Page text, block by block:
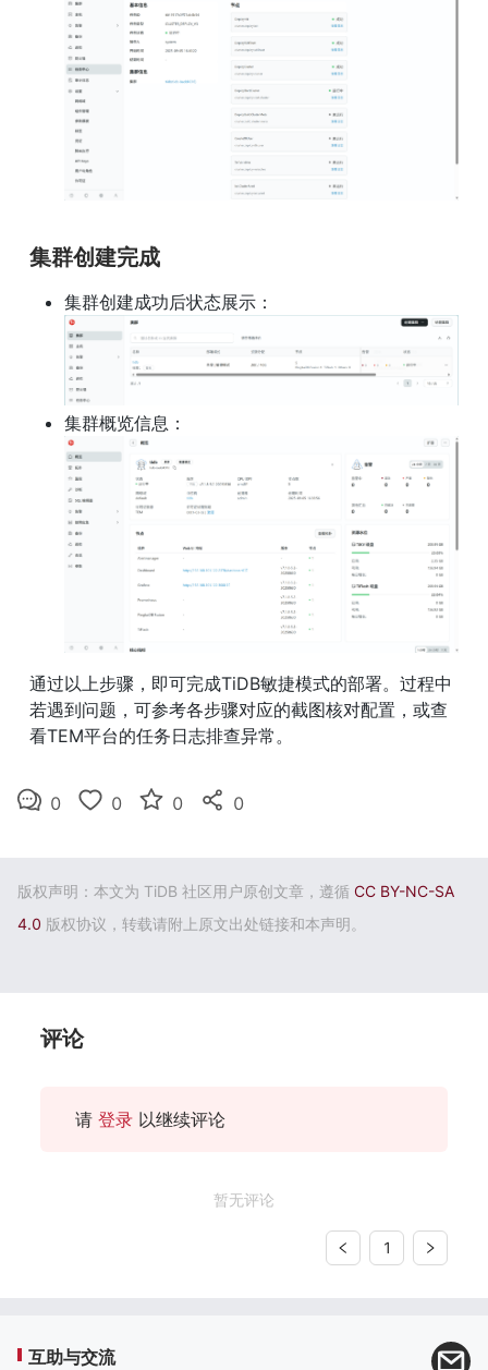
集群创建完成
通过以上步骤，即可完成TiDB敏捷模式的部署。过程中
若遇到问题，可参考各步骤对应的截图核对配置，或查
看TEM平台的任务日志排查异常。
0 0 0 0
版权声明：本文为 TiDB 社区用户原创文章，遵循 CC BY-NC-SA
4.0 版权协议，转载请附上原文出处链接和本声明。
评论
请 登录 以继续评论
暂无评论
1
互助与交流